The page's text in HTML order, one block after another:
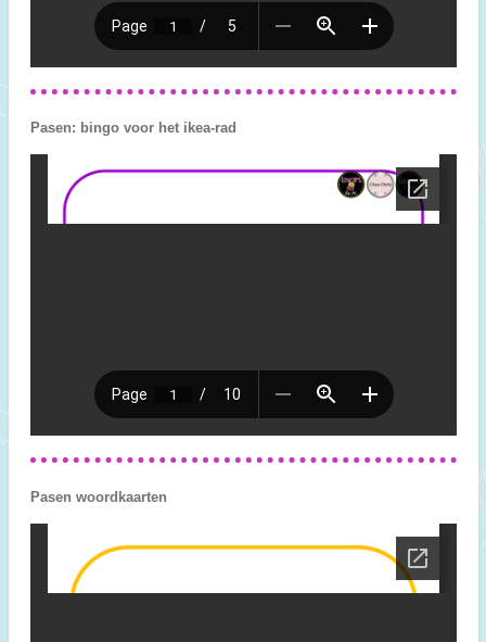
Pasen: bingo voor het ikea-rad
Pasen woordkaarten